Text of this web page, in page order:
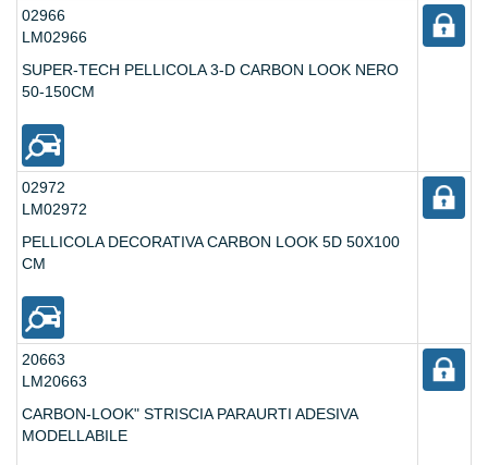
02966
LM02966
SUPER-TECH PELLICOLA 3-D CARBON LOOK NERO
50-150CM
02972
LM02972
PELLICOLA DECORATIVA CARBON LOOK 5D 50X100
CM
20663
LM20663
CARBON-LOOK" STRISCIA PARAURTI ADESIVA
MODELLABILE